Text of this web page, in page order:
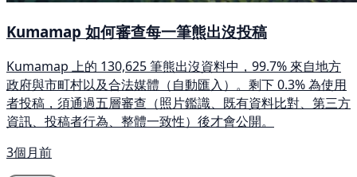
Kumamap 如何審查每一筆熊出沒投稿
Kumamap 上的 130,625 筆熊出沒資料中，99.7% 來自地方
政府與市町村以及合法媒體（自動匯入）。剩下 0.3% 為使用
者投稿，須通過五層審查（照片鑑識、既有資料比對、第三方
資訊、投稿者行為、整體一致性）後才會公開。
3個月前